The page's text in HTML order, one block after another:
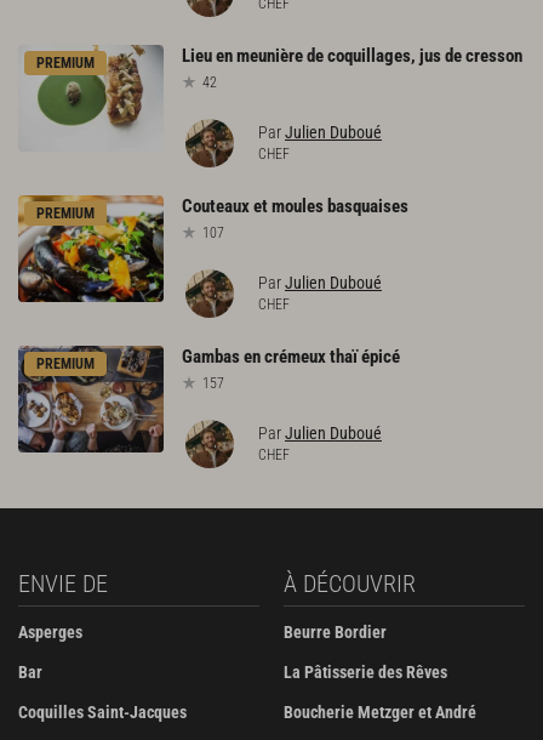
CHEF
PREMIUM Lieuenmeunièredecoquillages, jusdecresson
42
ParJulien Duboué
CHEF
PREMIUM Couteauxetmoules basquaises
107
ParJulien Duboué
CHEF
PREMIUM Gambasencrémeuxthaïépicé
157
ParJulien Duboué
CHEF
ENVIE DE
Asperges
Bar
Coquilles Saint-Jacques
À DÉCOUVRIR
Beurre Bordier
La Pâtisserie des Rêves
Boucherie Metzger et André